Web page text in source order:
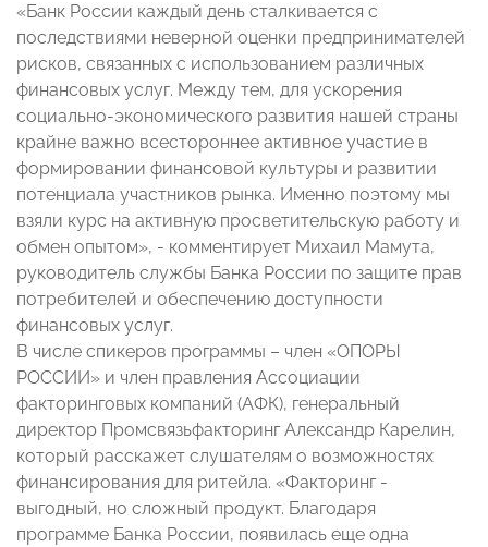
«Банк России каждый день сталкивается с
последствиями неверной оценки предпринимателей
рисков, связанных с использованием различных
финансовых услуг. Между тем, для ускорения
социально-экономического развития нашей страны
крайне важно всестороннее активное участие в
формировании финансовой культуры и развитии
потенциала участников рынка. Именно поэтому мы
взяли курс на активную просветительскую работу и
обмен опытом», - комментирует Михаил Мамута,
руководитель службы Банка России по защите прав
потребителей и обеспечению доступности
финансовых услуг.
В числе спикеров программы – член «ОПОРЫ
РОССИИ» и член правления Ассоциации
факторинговых компаний (АФК), генеральный
директор Промсвязьфакторинг Александр Карелин,
который расскажет слушателям о возможностях
финансирования для ритейла. «Факторинг -
выгодный, но сложный продукт. Благодаря
программе Банка России, появилась еще одна